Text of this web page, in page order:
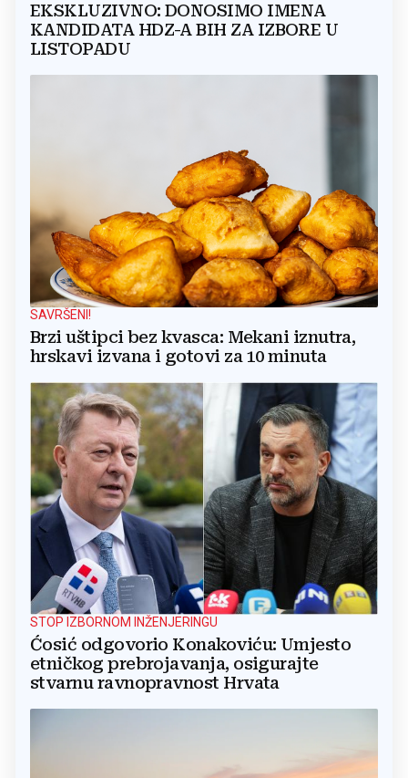
EKSKLUZIVNO: DONOSIMO IMENA
KANDIDATA HDZ-A BIH ZA IZBORE U
LISTOPADU
SAVRŠENI!
Brzi uštipci bez kvasca: Mekani iznutra,
hrskavi izvana i gotovi za 10 minuta
STOP IZBORNOM INŽENJERINGU
Ćosić odgovorio Konakoviću: Umjesto
etničkog prebrojavanja, osigurajte
stvarnu ravnopravnost Hrvata